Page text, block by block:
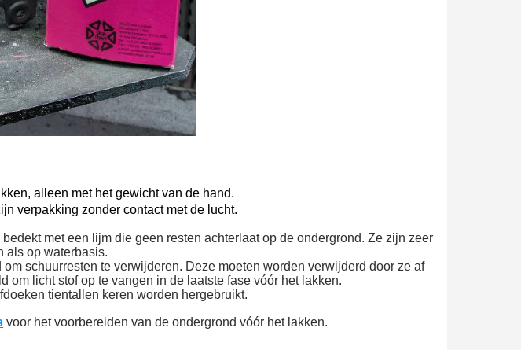
alleen met het gewicht van de hand.
verpakking zonder contact met de lucht.
met een lijm die geen resten achterlaat op de ondergrond. Ze zijn zeer
als op waterbasis.
schuurresten te verwijderen. Deze moeten worden verwijderd door ze af
om licht stof op te vangen in de laatste fase vóór het lakken.
tientallen keren worden hergebruikt.
voor het voorbereiden van de ondergrond vóór het lakken.